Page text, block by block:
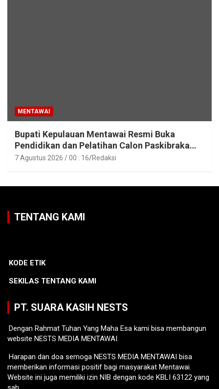
MENTAWAI
Bupati Kepulauan Mentawai Resmi Buka
Pendidikan dan Pelatihan Calon Paskibraka
Tahun 2026
7 Agustus 2026 / 00 : 16 Redaksi
TENTANG KAMI
KODE ETIK
SEKILAS TENTANG KAMI
PT. SUARA KASIH NESTS
Dengan Rahmat Tuhan Yang Maha Esa kami bisa membangun
website NESTS MEDIA MENTAWAI.
Harapan dan doa semoga NESTS MEDIA MENTAWAI bisa
memberikan informasi positif bagi masyarakat Mentawai.
Website ini juga memiliki izin NIB dengan kode KBLI 63122 yang